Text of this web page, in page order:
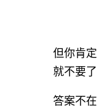
但你肯
就不要了
答案不